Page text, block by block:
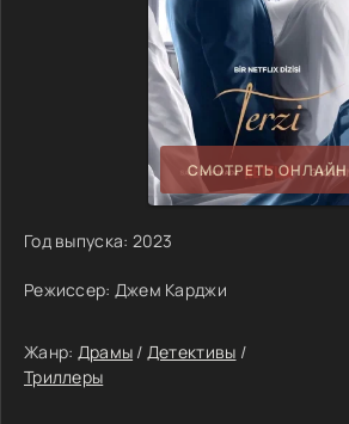
СМОТРЕТЬ ОНЛАЙН
Год выпуска: 2023
Режиссер: Джем Карджи
Жанр: Драмы / Детективы /
Триллеры